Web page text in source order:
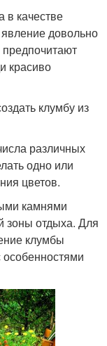
в качестве
довольно
красиво
клумбу из
различных
одно или
цветов.
камнями
зоны отдыха. Для
клумбы
особенностями